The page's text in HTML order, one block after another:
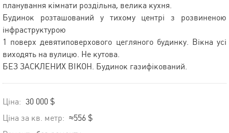
планування кімнати роздільна, велика кухня.
Будинок розташований у тихому центрі з розвиненою
інфраструктурою
1 поверх девятиповерхового цегляного будинку. Вікна усі
виходять на вулицю. Не кутова.
БЕЗ ЗАСКЛЕНИХ ВІКОН. Будинок газифікований.
Ціна: 30 000 $
Ціна за кв. метр: ≈556 $